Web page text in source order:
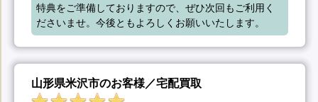
特典をご準備しておりますので、ぜひ次回もご利用く
ださいませ。今後ともよろしくお願いいたします。
山形県米沢市のお客様／宅配買取